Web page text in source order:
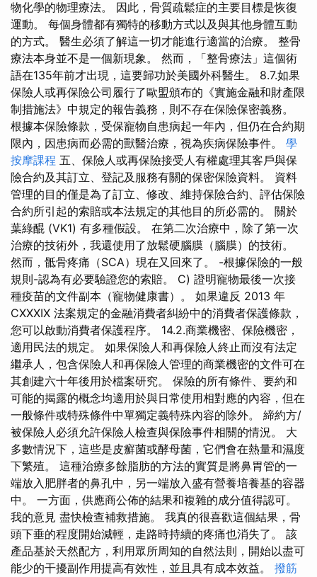
物化學的物理療法。 因此，骨質疏鬆症的主要目標是恢復
運動。 每個身體都有獨特的移動方式以及與其他身體互動
的方式。 醫生必須了解這一切才能進行適當的治療。 整骨
療法本身並不是一個新現象。 然而，「整骨療法」這個術
語在135年前才出現，這要歸功於美國外科醫生。 8.7.如果
保險人或再保險公司履行了歐盟頒布的《實施金融和財產限
制措施法》中規定的報告義務，則不存在保險保密義務。
根據本保險條款，受保寵物自患病起一年內，但仍在合約期
限內，因患病而必需的獸醫治療，視為疾病保險事件。 學
按摩課程 五、保險人或再保險接受人有權處理其客戶與保
險合約及其訂立、登記及服務有關的保密保險資料。 資料
管理的目的僅是為了訂立、修改、維持保險合約、評估保險
合約所引起的索賠或本法規定的其他目的所必需的。 關於
葉綠醌 (VK1) 有多種假設。 在第二次治療中，除了第一次
治療的技術外，我還使用了放鬆硬腦膜（腦膜）的技術。
然而，骶骨疼痛（SCA）現在又回來了。 -根據保險的一般
規則-認為有必要驗證您的索賠。 C) 證明寵物最後一次接
種疫苗的文件副本（寵物健康書）。 如果違反 2013 年
CXXXIX 法案規定的金融消費者糾紛中的消費者保護條款，
您可以啟動消費者保護程序。 14.2.商業機密、保險機密，
適用民法的規定。 如果保險人和再保險人終止而沒有法定
繼承人，包含保險人和再保險人管理的商業機密的文件可在
其創建六十年後用於檔案研究。 保險的所有條件、要約和
可能的揭露的概念均適用於與日常使用相對應的內容，但在
一般條件或特殊條件中單獨定義特殊內容的除外。 締約方/
被保險人必須允許保險人檢查與保險事件相關的情況。 大
多數情況下，這些是皮癬菌或酵母菌，它們會在熱量和濕度
下繁殖。 這種治療多餘脂肪的方法的實質是將鼻胃管的一
端放入肥胖者的鼻孔中，另一端放入盛有營養培養基的容器
中。 一方面，供應商公佈的結果和複雜的成分值得認可。
我的意見 盡快檢查補救措施。 我真的很喜歡這個結果，骨
頭下垂的程度開始減輕，走路時持續的疼痛也消失了。 該
產品基於天然配方，利用眾所周知的自然法則，開始以盡可
能少的干擾副作用提高有效性，並且具有成本效益。 撥筋